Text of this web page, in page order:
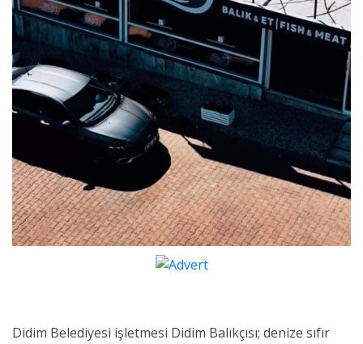
Didim Belediyesi işletmesi Didim Balıkçısı; denize sıfır